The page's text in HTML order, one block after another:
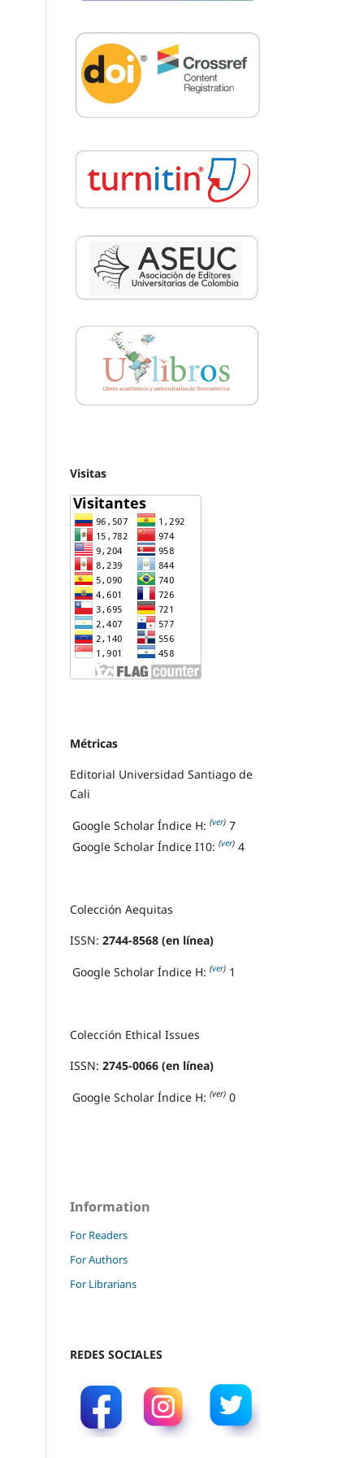
Visitas
Métricas
Editorial Universidad Santiago de
Cali
Google Scholar Índice H: (ver) 7
Google Scholar Índice I10: (ver) 4
Colección Aequitas
ISSN: 2744-8568 (en línea)
Google Scholar Índice H: (ver) 1
Colección Ethical Issues
ISSN: 2745-0066 (en línea)
Google Scholar Índice H: (ver) 0
Information
For Readers
For Authors
For Librarians
REDES SOCIALES